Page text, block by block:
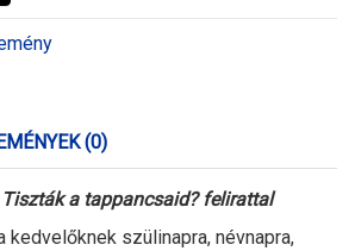
(0)
a tappancsaid? felirattal
kedvelőknek szülinapra, névnapra,